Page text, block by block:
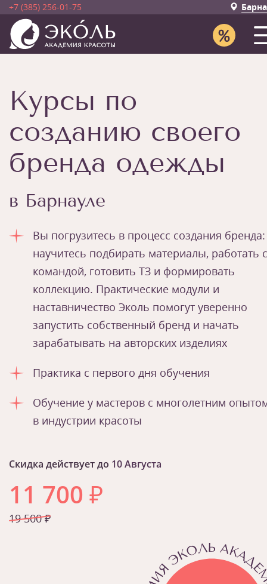
+7 (385) 256-01-75
Курсы по
созданию своего
бренда одежды
в Барнауле
Вы погрузитесь в процесс создания бренда:
научитесь подбирать материалы, работать с
командой, готовить ТЗ и формировать
коллекцию. Практические модули и
наставничество Эколь помогут уверенно
запустить собственный бренд и начать
зарабатывать на авторских изделиях
Практика с первого дня обучения
Обучение у мастеров с многолетним
в индустрии красоты
Скидка действует до 10 Августа
11 700 ₽
19 500 ₽